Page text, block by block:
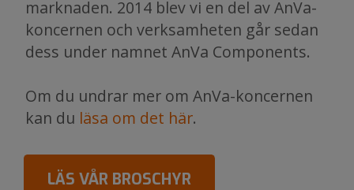
marknaden. 2014 blev vi en del av AnVa-
koncernen och verksamheten går sedan
dess under namnet AnVa Components.
Om du undrar mer om AnVa-koncernen
kan du läsa om det här.
LÄS VÅR BROSCHYR